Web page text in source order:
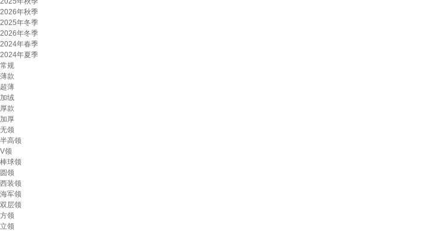
2026年秋季
2025年冬季
2026年冬季
2024年春季
2024年夏季
常规
薄款
超薄
加绒
厚款
加厚
无领
半高领
V领
棒球领
圆领
西装领
海军领
双层领
方领
立领